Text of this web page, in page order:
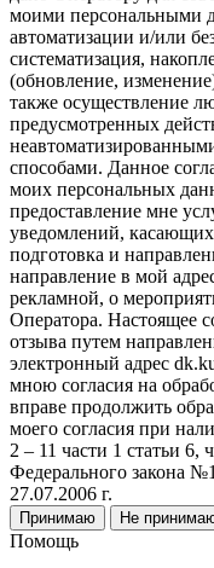
моими персональными
автоматизации и/или
систематизация,
(обновление,
также осуществление
предусмотренных
способами. Данное
моих персональных
предоставление мне
уведомлений,
подготовка и
направление в мой
рекламной, о
Оператора. Настоящее
отзыва путем
электронный адрес
мною согласия на
вправе продолжить
моего согласия при
2 – 11 части 1 статьи 6,
Федерального закона
27.07.2006 г.
Принимаю Не
Помощь